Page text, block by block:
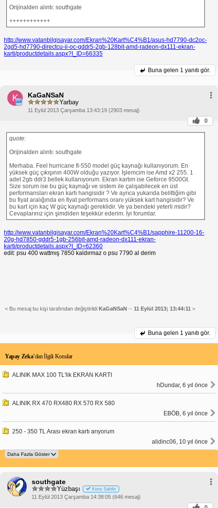
Orijinalden alıntı: southgate
++++++++++++
http://www.vatanbilgisayar.com/Ekran%20Kart%C4%B1/asus-hd7790-dc2oc-
2gd5-hd7790-directcu-ii-oc-gddr5-2gb-128bit-amd-radeon-dx111-ekran-
karti/productdetails.aspx?I_ID=66335
Buna gelen 1 yanıtı gör.
K KaGaNSaN
Yarbay
11 Eylül 2013 Çarşamba 13:43:19 (2903 mesaj)
0
quote:
Orijinalden alıntı: southgate
Merhaba. Feel hurricane fl-550 model güç kaynağı kullanıyorum. En
yüksek güç çıkışının 400W olduğu yazıyor. İşlemcim ise Amd x2 255. 1
adet 2gb ddr3 bellek kullanıyorum. Ekran kartım ise Geforce 9500Gt.
Size sorum ise bu güç kaynağı ve sistem ile çalışabilecek en üst
performansları ekran kartı hangisidir ? Ve ayrıca yukarıda belittiğim gibi
bu fiyat aralığında en fiyat performans oranı yüksek kart hangisidir? Ve
bu kart için kaç W güç kaynağı gereklidir. Ve ya bendeki yeterli midir?
Cevaplarınız için şimdiden teşekkür ederim. İyi forumlar.
http://www.vatanbilgisayar.com/Ekran%20Kart%C4%B1/sapphire-11200-16-
20g-hd7850-gddr5-1gb-256bit-amd-radeon-dx111-ekran-
karti/productdetails.aspx?I_ID=62360
edit: psu 400 wattmış 7850 kaldırmaz o psu 7790 al derim
< Bu mesaj bu kişi tarafından değiştirildi KaGaNSaN -- 11 Eylül 2013; 13:44:11 >
Buna gelen 1 yanıtı gör.
Yapay Zeka’dan İlgili Konular
ALINIK MAX 100 TL'lik EKRAN KARTI
hDundar, 6 yıl önce
ALINIK RX 470 RX480 RX 570 RX 580
EBÖB, 6 yıl önce
250 - 350 TL Arası ekran kartı arıyorum
alidinc06, 10 yıl önce
southgate
Yüzbaşı Konu Sahibi
11 Eylül 2013 Çarşamba 14:38:05 (646 mesaj)